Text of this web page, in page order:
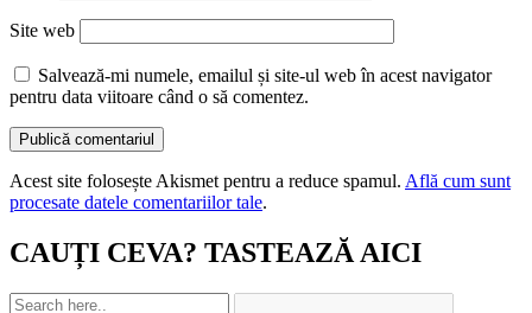
Site web
Salvează-mi numele, emailul și site-ul web în acest navigator
pentru data viitoare când o să comentez.
Acest site folosește Akismet pentru a reduce spamul. Află cum sunt
procesate datele comentariilor tale.
CAUȚI CEVA? TASTEAZĂ AICI